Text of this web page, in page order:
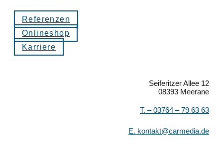
Referenzen
Onlineshop
Karriere
Seiferitzer Allee 12
08393 Meerane
T. –03764 – 79 63 63
E. kontakt@carmedia.de